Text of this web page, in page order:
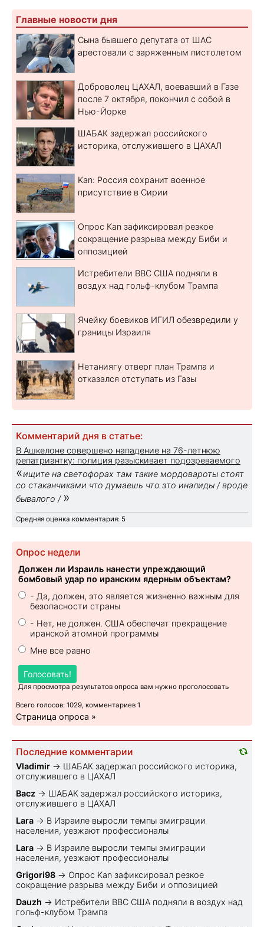
Главные новости дня
Сына бывшего депутата от ШАС
арестовали с заряженным пистолетом
Доброволец ЦАХАЛ, воевавший в Газе
после 7 октября, покончил с собой в
Нью-Йорке
ШАБАК задержал российского
историка, отслужившего в ЦАХАЛ
Kan: Россия сохранит военное
присутствие в Сирии
Опрос Kan зафиксировал резкое
сокращение разрыва между Биби и
оппозицией
Истребители ВВС США подняли в
воздух над гольф-клубом Трампа
Ячейку боевиков ИГИЛ обезвредили у
границы Израиля
Нетаниягу отверг план Трампа и
отказался отступать из Газы
Комментарий дня в статье:
В Ашкелоне совершено нападение на 76-летнюю
репатриантку: полиция разыскивает подозреваемого
«ищите на светофорах там такие мордовароты стоят
со стаканчиками что думаешь что это иналиды / вроде
бывалого / »
Средняя оценка комментария: 5
Опрос недели
Должен ли Израиль нанести упреждающий
бомбовый удар по иранским ядерным объектам?
- Да, должен, это является жизненно важным для
безопасности страны
- Нет, не должен. США обеспечат прекращение
иранской атомной программы
Мне все равно
Голосовать!
Для просмотра результатов опроса вам нужно проголосовать
Всего голосов: 1029, комментариев 1
Страница опроса »
Последние комментарии
Vladimir → ШАБАК задержал российского историка,
отслужившего в ЦАХАЛ
Bacz → ШАБАК задержал российского историка,
отслужившего в ЦАХАЛ
Lara → В Израиле выросли темпы эмиграции
населения, уезжают профессионалы
Lara → В Израиле выросли темпы эмиграции
населения, уезжают профессионалы
Grigori98 → Опрос Kan зафиксировал резкое
сокращение разрыва между Биби и оппозицией
Dauzh → Истребители ВВС США подняли в воздух над
гольф-клубом Трампа